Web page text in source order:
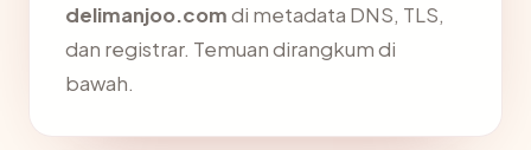
delimanjoo.comdi metadata DNS, TLS,
dan registrar. Temuan dirangkum di
bawah.